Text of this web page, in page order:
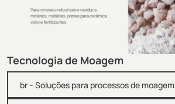
Tecnologia de Moagem
br - Soluções para processos de moagem